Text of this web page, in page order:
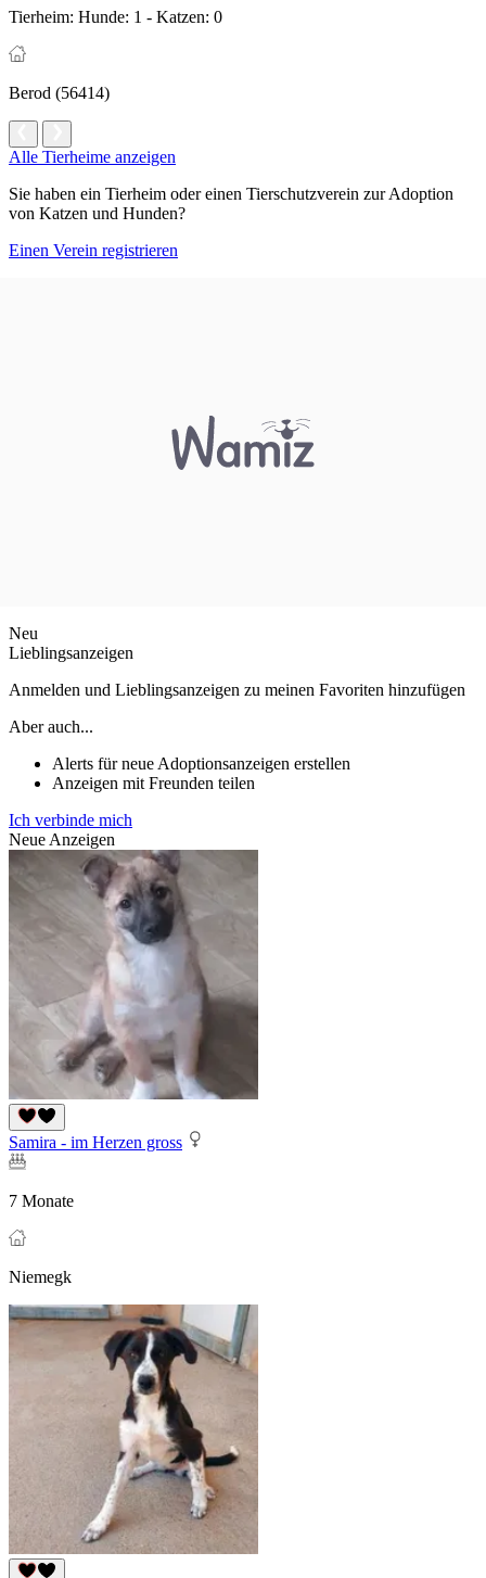
Tierheim: Hunde: 1 - Katzen: 0
Berod (56414)
Alle Tierheime anzeigen
Sie haben ein Tierheim oder einen Tierschutzverein zur Adoption
von Katzen und Hunden?
Einen Verein registrieren
Neu
Lieblingsanzeigen
Anmelden und Lieblingsanzeigen zu meinen Favoriten hinzufügen
Aber auch...
Alerts für neue Adoptionsanzeigen erstellen
Anzeigen mit Freunden teilen
Ich verbinde mich
Neue Anzeigen
Samira - im Herzen gross
7 Monate
Niemegk